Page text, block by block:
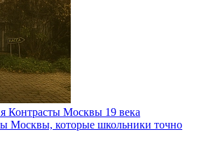
Контрасты Москвы 19 века
Москвы, которые школьники точно